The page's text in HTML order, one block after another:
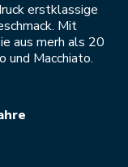
erstklassige
Mit
aus merh als 20
und Macchiato.